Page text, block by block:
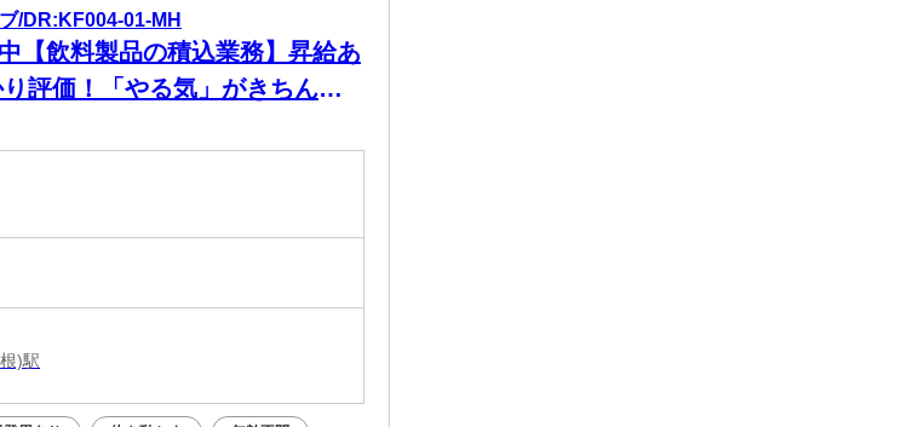
/DR:KF004-01-MH
【飲料製品の積込業務】昇給あ
評価！「やる気」がきちんと
)駅